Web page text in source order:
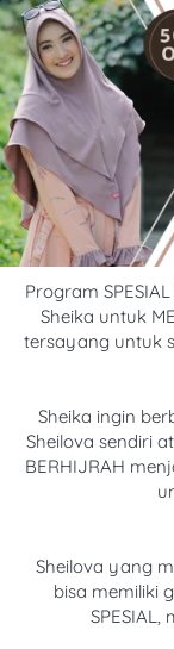
Program
Sheika untuk
tersayang untuk
Sheika ingin
Sheilova sendiri
BERHIJRAH
Sheilova yang
bisa memiliki